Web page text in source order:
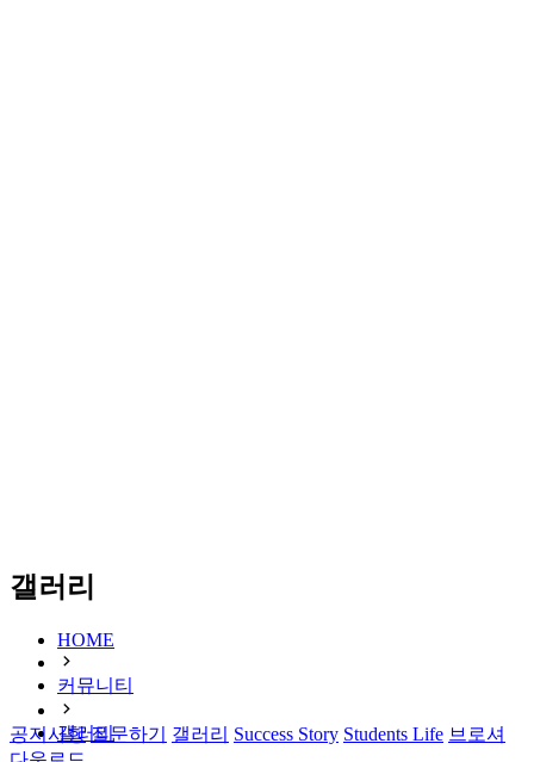
갤러리
HOME
커뮤니티
갤러리
공지사항 질문하기 갤러리 Success Story Students Life 브로셔